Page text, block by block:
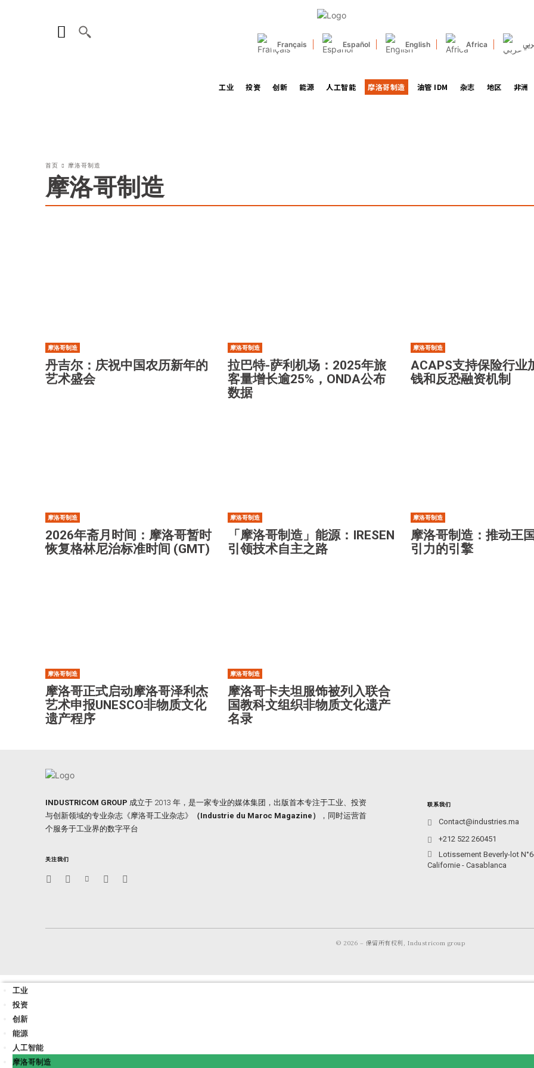
Français Español English Africa
工业 投资 创新 能源 人工智能 摩洛哥制造 油管 IDM 杂志 地区 非洲
首页 摩洛哥制造
摩洛哥制造
摩洛哥制造
丹吉尔：庆祝中国农历新年的
艺术盛会
摩洛哥制造
拉巴特-萨利机场：2025年旅
客量增长逾25%，ONDA公布
数据
摩洛哥制造
ACAPS支持保险行业
钱和反恐融资机制
摩洛哥制造
2026年斋月时间：摩洛哥暂时
恢复格林尼治标准时间 (GMT)
摩洛哥制造
「摩洛哥制造」能源：IRESEN
引领技术自主之路
摩洛哥制造
摩洛哥制造：推动王
引力的引擎
摩洛哥制造
摩洛哥正式启动摩洛哥泽利杰
艺术申报UNESCO非物质文化
遗产程序
摩洛哥制造
摩洛哥卡夫坦服饰被列入联合
国教科文组织非物质文化遗产
名录
INDUSTRICOM GROUP 成立于 2013 年，是一家专业的媒体集团，出版首本专注于工业、投资
与创新领域的专业杂志《摩洛哥工业杂志》
（Industrie du Maroc Magazine）
，同时运营首
个服务于工业界的数字平台
关注我们
联系我们
Contact@industries.ma
+212 522 260451
Lotissement Beverly-lot
Californie - Casablanca
© 2026 – 保留所有权利, Industricom group
工业
投资
创新
能源
人工智能
摩洛哥制造